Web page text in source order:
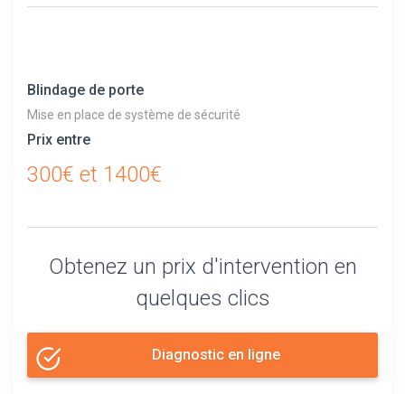
Blindage de porte
Mise en place de système de sécurité
Prix entre
300€ et 1400€
Obtenez un prix d'intervention en
quelques clics
Diagnostic en ligne